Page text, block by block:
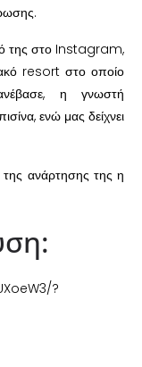
της στο Instagram,
resort στο οποίο
η γνωστή
ενώ μας δείχνει
της ανάρτησης της η
?